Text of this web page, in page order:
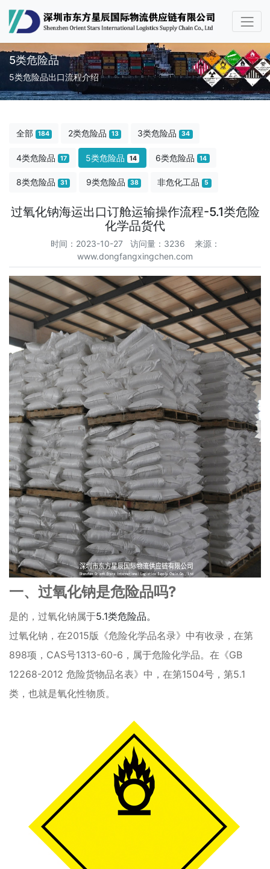
5类危险品
5类危险品出口流程介绍
全部 184 2类危险品 13 3类危险品 34
4类危险品 17 5类危险品 14 6类危险品 14
8类危险品 31 9类危险品 38 非危化工品 5
过氧化钠海运出口订舱运输操作流程-5.1类危险
化学品货代
时间：2023-10-27 访问量：3236 来源：
www.dongfangxingchen.com
一、过氧化钠是危险品吗?
是的，过氧化钠属于5.1类危险品。
过氧化钠，在2015版《危险化学品名录》中有收录，在第
898项，CAS号1313-60-6，属于危险化学品。在《GB
12268-2012 危险货物品名表》中，在第1504号，第5.1
类，也就是氧化性物质。